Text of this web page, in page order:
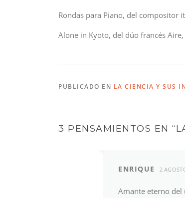
Rondas para Piano, del compositor
Alone in Kyoto, del dúo francés
PUBLICADO EN LA CIENCIA Y SUS
3 PENSAMIENTOS EN “
ENRIQUE 2
Amante eterno